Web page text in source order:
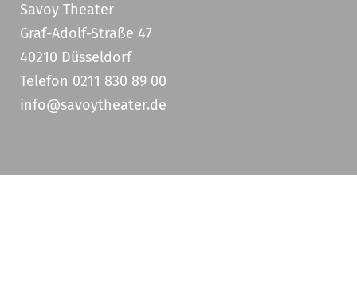
Savoy Theater
Graf-Adolf-Straße 47
40210 Düsseldorf
Telefon 0211 830 89 00
info@savoytheater.de